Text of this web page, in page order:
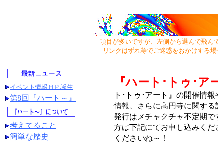
項目が多いですが、左側から選んで飛ん
リンクはずれ等でご迷惑をおかけする
イベント情報ＨＰ誕生
第8回『ハート～』
考えてること
簡単な歴史
『ハート･トゥ･ア
ト･トゥ･アート』の開催情
情報、さらに高円寺に関す
発行はメチャクチャ不定期
方は下記にてお申し込みく
くださいね～！